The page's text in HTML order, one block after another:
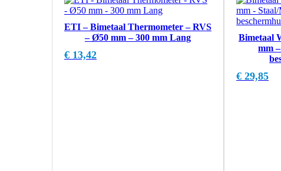
ETI – Bimetaal Thermometer – RVS
– Ø50 mm – 300 mm Lang
€ 13,42
Bimetaal
mm
€ 29,85